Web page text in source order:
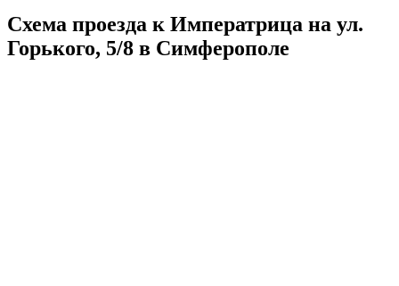
Схема проезда к Императрица на ул.
Горького, 5/8 в Симферополе